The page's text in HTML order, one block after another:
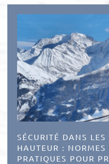
SÉCURITÉ DANS
HAUTEUR : NORMES
PRATIQUES POUR